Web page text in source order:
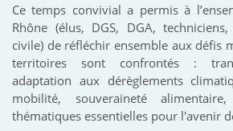
Ce temps convivial a permis à
Rhône (élus, DGS, DGA,
civile) de réfléchir ensemble aux défis
territoires sont confrontés :
adaptation aux dérèglements
mobilité, souveraineté
thématiques essentielles pour l'avenir